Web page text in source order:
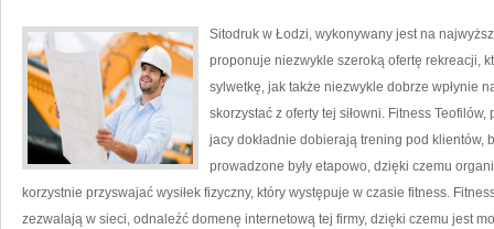
Sitodruk w Łodzi, wykonywany jest na
proponuje niezwykle szeroką ofertę rekreacji,
sylwetkę, jak także niezwykle dobrze wpłynie
skorzystać z oferty tej siłowni. Fitness
jacy dokładnie dobierają trening pod klientów,
prowadzone były etapowo, dzięki czemu
korzystnie przyswajać wysiłek fizyczny, który występuje w czasie fitness.
zezwalają w sieci, odnaleźć domenę internetową tej firmy, dzięki czemu jest